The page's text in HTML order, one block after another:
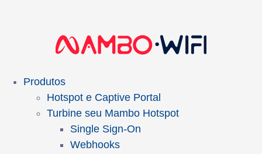
Produtos
Hotspot e Captive Portal
Turbine seu Mambo Hotspot
Single Sign-On
Webhooks